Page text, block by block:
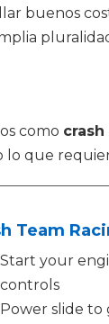
buenos
como
que
Team
Start your
controls
Power slide to